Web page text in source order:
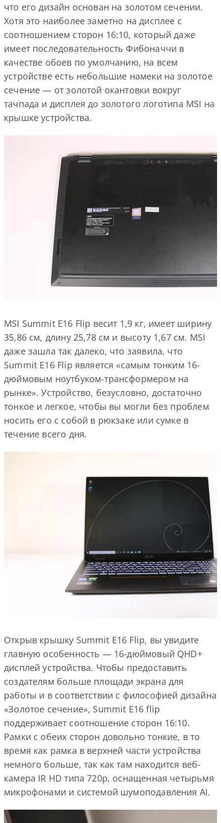
что его дизайн основан на золотом сечении.
Хотя это наиболее заметно на дисплее с
соотношением сторон 16:10, который даже
имеет последовательность Фибоначчи в
качестве обоев по умолчанию, на всем
устройстве есть небольшие намеки на золотое
сечение — от золотой окантовки вокруг
тачпада и дисплея до золотого логотипа MSI на
крышке устройства.
MSI Summit E16 Flip весит 1,9 кг, имеет ширину
35,86 см, длину 25,78 см и высоту 1,67 см. MSI
даже зашла так далеко, что заявила, что
Summit E16 Flip является «самым тонким 16-
дюймовым ноутбуком-трансформером на
рынке». Устройство, безусловно, достаточно
тонкое и легкое, чтобы вы могли без проблем
носить его с собой в рюкзаке или сумке в
течение всего дня.
Открыв крышку Summit E16 Flip, вы увидите
главную особенность — 16-дюймовый QHD+
дисплей устройства. Чтобы предоставить
создателям больше площади экрана для
работы и в соответствии с философией дизайна
«Золотое сечение», Summit E16 flip
поддерживает соотношение сторон 16:10.
Рамки с обеих сторон довольно тонкие, в то
время как рамка в верхней части устройства
немного больше, так как там находится веб-
камера IR HD типа 720p, оснащенная четырьмя
микрофонами и системой шумоподавления AI.